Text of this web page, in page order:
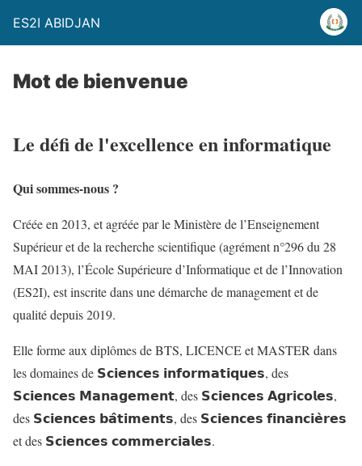
ES2I ABIDJAN
Mot de bienvenue
Le défi de l'excellence en informatique
Qui sommes-nous ?
Créée en 2013, et agréée par le Ministère de l’Enseignement
Supérieur et de la recherche scientifique (agrément n°296 du 28
MAI 2013), l’École Supérieure d’Informatique et de l’Innovation
(ES2I), est inscrite dans une démarche de management et de
qualité depuis 2019.
Elle forme aux diplômes de BTS, LICENCE et MASTER dans
les domaines de 𝗦𝗰𝗶𝗲𝗻𝗰𝗲𝘀 𝗶𝗻𝗳𝗼𝗿𝗺𝗮𝘁𝗶𝗾𝘂𝗲𝘀, des
𝗦𝗰𝗶𝗲𝗻𝗰𝗲𝘀 𝗠𝗮𝗻𝗮𝗴𝗲𝗺𝗲𝗻𝘁, des 𝗦𝗰𝗶𝗲𝗻𝗰𝗲𝘀 𝗔𝗴𝗿𝗶𝗰𝗼𝗹𝗲𝘀,
des 𝗦𝗰𝗶𝗲𝗻𝗰𝗲𝘀 𝗯𝗮̂𝘁𝗶𝗺𝗲𝗻𝘁𝘀, des 𝗦𝗰𝗶𝗲𝗻𝗰𝗲𝘀 𝗳𝗶𝗻𝗮𝗻𝗰𝗶𝗲̀𝗿𝗲𝘀
et des 𝗦𝗰𝗶𝗲𝗻𝗰𝗲𝘀 𝗰𝗼𝗺𝗺𝗲𝗿𝗰𝗶𝗮𝗹𝗲𝘀.